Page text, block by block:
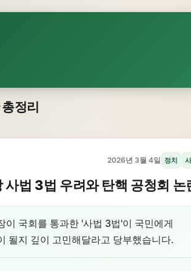
정리
2026년 3월 4일 정치
사법 3법 우려와 탄핵 공청회 논
이 국회를 통과한 '사법 3법'이 국민에게
될지 깊이 고민해달라고 당부했습니다.